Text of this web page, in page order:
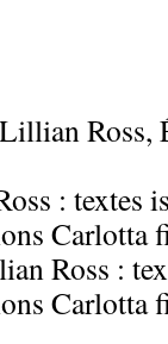
Ross,
: textes
Carlotta
Ross :
Carlotta